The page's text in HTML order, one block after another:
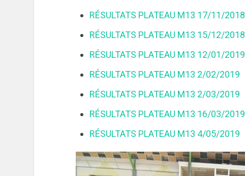
RÉSULTATS PLATEAU M13 17/11/2018
RÉSULTATS PLATEAU M13 15/12/2018
RÉSULTATS PLATEAU M13 12/01/2019
RÉSULTATS PLATEAU M13 2/02/2019
RÉSULTATS PLATEAU M13 2/03/2019
RÉSULTATS PLATEAU M13 16/03/2019
RÉSULTATS PLATEAU M13 4/05/2019